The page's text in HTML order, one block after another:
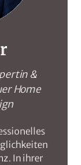
&
Home
In ihrer